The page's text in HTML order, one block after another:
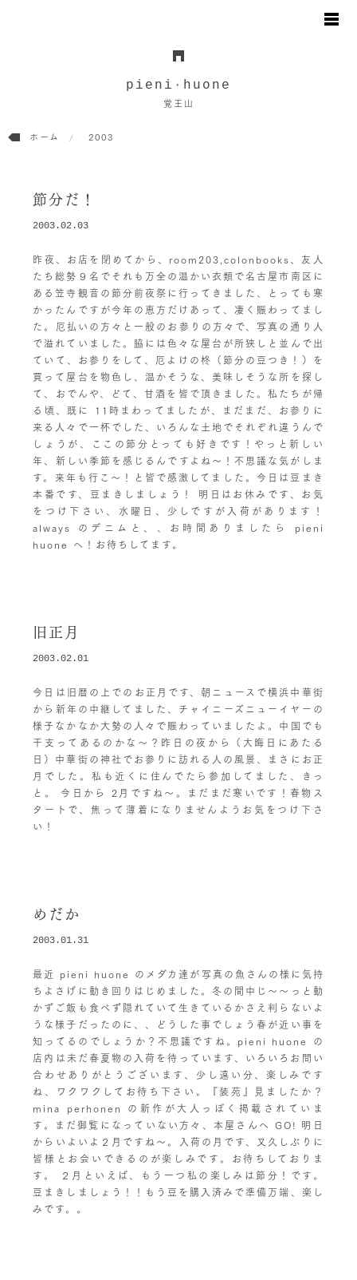
pieni ・huone
覚王山
ホーム 2003
節分だ！
2003.02.03
昨夜、お店を閉めてから、room203,colonbooks、友人
たち総勢９名でそれも万全の温かい衣類で名古屋市南区に
ある笠寺観音の節分前夜祭に行ってきました、とっても寒
かったんですが今年の恵方だけあって、凄く賑わってまし
た。厄払いの方々と一般のお参りの方々で、写真の通り人
で溢れていました。脇には色々な屋台が所狭しと並んで出
ていて、お参りをして、厄よけの柊（節分の豆つき！）を
買って屋台を物色し、温かそうな、美味しそうな所を探し
て、おでんや、どて、甘酒を皆で頂きました。私たちが帰
る頃、既に 11時まわってましたが、まだまだ、お参りに
来る人々で一杯でした、いろんな土地でそれぞれ違うんで
しょうが、ここの節分とっても好きです！やっと新しい
年、新しい季節を感じるんですよね〜！不思議な気がしま
す。来年も行こ〜！と皆で感激してました。今日は豆まき
本番です、豆まきしましょう！ 明日はお休みです、お気
をつけ下さい、水曜日、少しですが入荷があります！
always のデニムと、、お時間ありましたら pieni
huone へ！お待ちしてます。
旧正月
2003.02.01
今日は旧暦の上でのお正月です、朝ニュースで横浜中華街
から新年の中継してました、チャイニーズニューイヤーの
様子なかなか大勢の人々で賑わっていましたよ。中国でも
干支ってあるのかな〜？昨日の夜から（大晦日にあたる
日）中華街の神社でお参りに訪れる人の風景、まさにお正
月でした。私も近くに住んでたら参加してました、きっ
と。 今日から 2月ですね〜。まだまだ寒いです！春物ス
タートで、焦って薄着になりませんようお気をつけ下さ
い！
めだか
2003.01.31
最近 pieni huone のメダカ達が写真の魚さんの様に気持
ちよさげに動き回りはじめました。冬の間中じ〜〜っと動
かずご飯も食べず隠れていて生きているかさえ判らないよ
うな様子だったのに、、どうした事でしょう春が近い事を
知ってるのでしょうか？不思議ですね。pieni huone の
店内は未だ春夏物の入荷を待っています、いろいろお問い
合わせありがとうございます、少し遠い分、楽しみです
ね、ワクワクしてお待ち下さい。『装苑』見ましたか？
mina perhonen の新作が大人っぽく掲載されていま
す。まだ御覧になっていない方々、本屋さんへ GO! 明日
からいよいよ２月ですね〜。入荷の月です、又久しぶりに
皆様とお会いできるのが楽しみです。お待ちしておりま
す。 ２月といえば、もう一つ私の楽しみは節分！です。
豆まきしましょう！！もう豆を購入済みで準備万端、楽し
みです。。